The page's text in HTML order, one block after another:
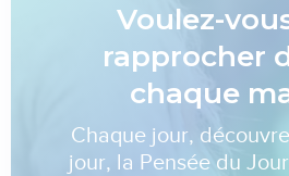
Voulez-
rapprocher
chaque
Chaque jour,
jour, la Pensée du